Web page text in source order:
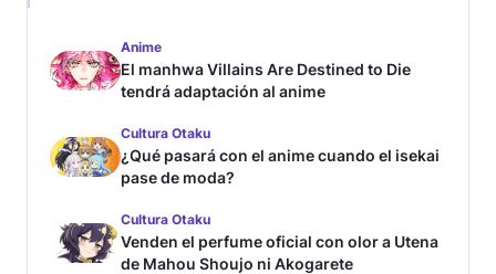
Anime
El manhwa Villains Are Destined to Die
tendrá adaptación al anime
Cultura Otaku
¿Qué pasará con el anime cuando el isekai
pase de moda?
Cultura Otaku
Venden el perfume oficial con olor a Utena
de Mahou Shoujo ni Akogarete